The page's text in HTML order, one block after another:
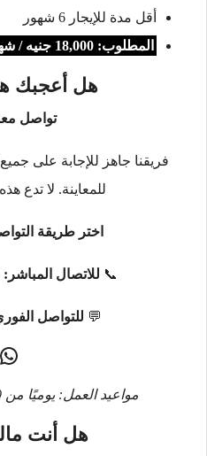
أقل مدة للإيجار 6 شهور
المطلوب: 18,000 جنيه / شهرياً
هل أعجبك
تواصل
فريقنا جاهز للإجابة على
للمعاينة. لا تدع
اختر طريقة
📞 للاتصال المباشر:
💬 للتواصل
مواعيد العمل: يوميًا من 9 صباحًا حتى 9 مساءً.
هل أنت